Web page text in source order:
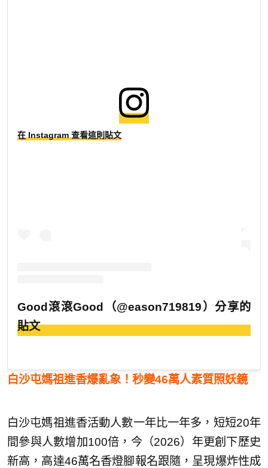
在 Instagram 查看這則貼文
Good滾滾Good（@eason719819）分享的
貼文
白沙屯媽祖進香爆亂象！秒變46萬人素質照妖鏡
白沙屯媽祖進香活動人數一年比一年多，短短20年
間參與人數增加100倍，今（2026）年更創下歷史
新高，高達46萬名香燈腳報名跟隨，呈現爆炸性成